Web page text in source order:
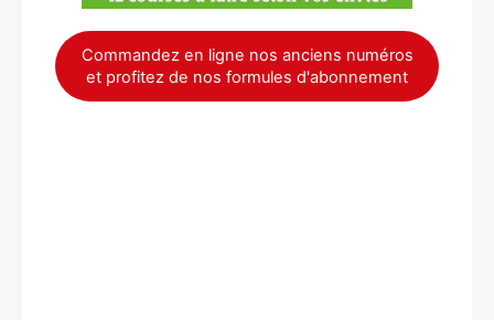
Commandez en ligne nos anciens numéros
et profitez de nos formules d'abonnement